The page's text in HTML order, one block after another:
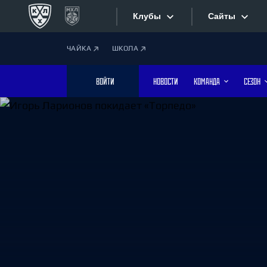
Клубы
Дивизион Боброва
Лада
Сайты
ЧАЙКА ШКОЛА
ВОЙТИ НОВОСТИ КОМАНДА СЕЗОН